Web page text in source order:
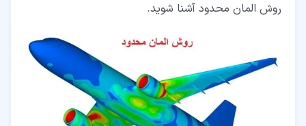
روش المان محدود آشنا شوید.